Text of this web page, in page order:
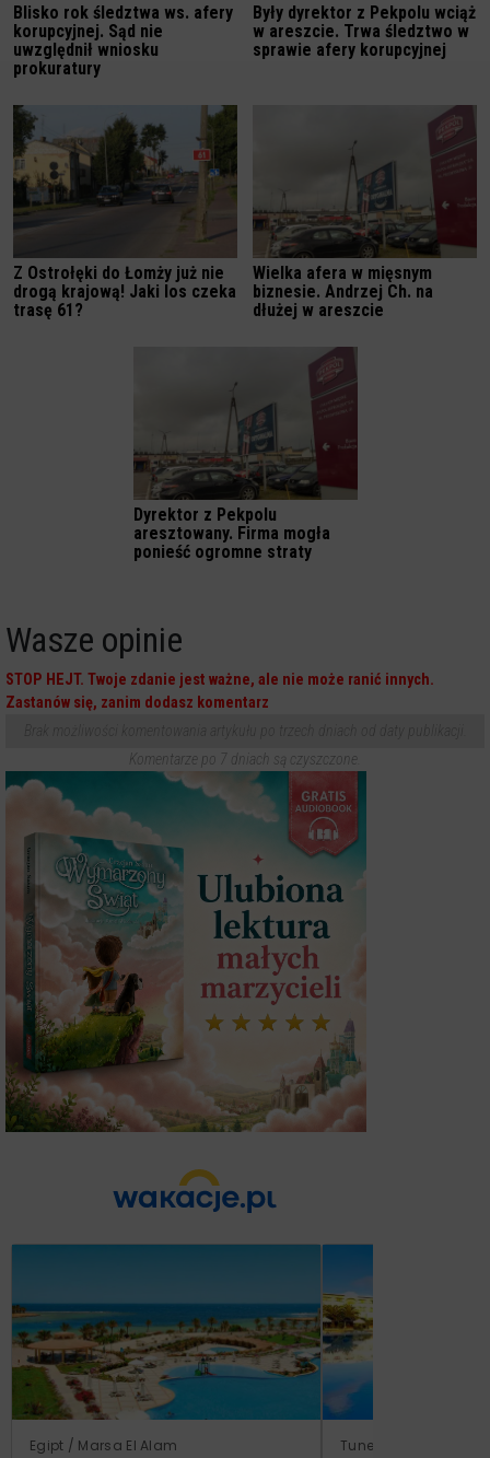
Blisko rok śledztwa ws. afery
korupcyjnej. Sąd nie
uwzględnił wniosku
prokuratury
Były dyrektor z Pekpolu wciąż
w areszcie. Trwa śledztwo w
sprawie afery korupcyjnej
Z Ostrołęki do Łomży już nie
drogą krajową! Jaki los czeka
trasę 61?
Wielka afera w mięsnym
biznesie. Andrzej Ch. na
dłużej w areszcie
Dyrektor z Pekpolu
aresztowany. Firma mogła
ponieść ogromne straty
Wasze opinie
STOP HEJT. Twoje zdanie jest ważne, ale nie może ranić innych.
Zastanów się, zanim dodasz komentarz
Komentarze po 7 dniach są czyszczone.
Egipt / Marsa El Alam Tunezja / Al-